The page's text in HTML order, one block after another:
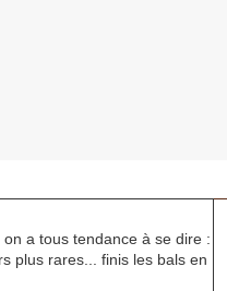
a tous tendance à se dire :
plus rares... finis les bals en